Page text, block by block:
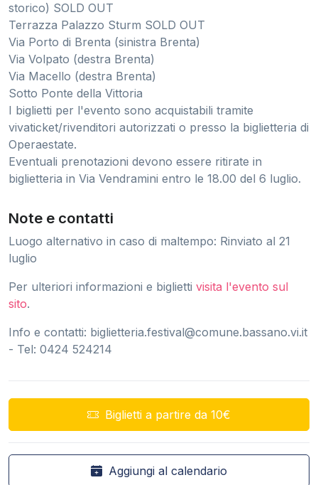
storico) SOLD OUT
Terrazza Palazzo Sturm SOLD OUT
Via Porto di Brenta (sinistra Brenta)
Via Volpato (destra Brenta)
Via Macello (destra Brenta)
Sotto Ponte della Vittoria
I biglietti per l'evento sono acquistabili tramite
vivaticket/rivenditori autorizzati o presso la biglietteria di
Operaestate.
Eventuali prenotazioni devono essere ritirate in
biglietteria in Via Vendramini entro le 18.00 del 6 luglio.
Note e contatti
Luogo alternativo in caso di maltempo: Rinviato al 21
luglio
Per ulteriori informazioni e biglietti visita l'evento sul
sito.
Info e contatti: biglietteria.festival@comune.bassano.vi.it
- Tel: 0424 524214
Biglietti a partire da 10€
Aggiungi al calendario